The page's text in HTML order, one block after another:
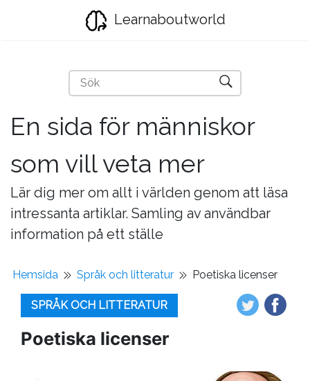
Learnaboutworld
En sida för människor
som vill veta mer
Lär dig mer om allt i världen genom att läsa
intressanta artiklar. Samling av användbar
information på ett ställe
Hemsida Språk och litteratur Poetiska licenser
SPRÅK OCH LITTERATUR
Poetiska licenser